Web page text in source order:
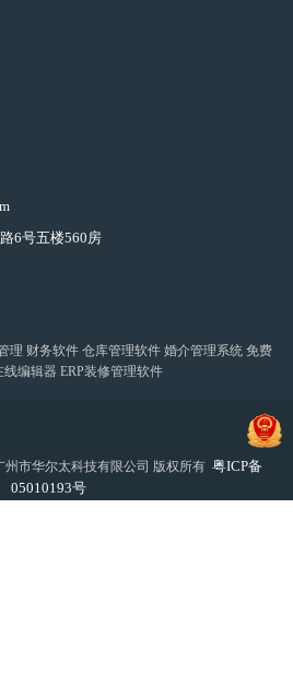
6号五楼560房
理 财务软件 仓库管理软件 婚介管理系统 免费
线编辑器 ERP装修管理软件
州市华尔太科技有限公司 版权所有 粤ICP备
05010193号